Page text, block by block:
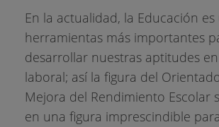
En la actualidad, la Educación
herramientas más importantes
desarrollar nuestras aptitudes
laboral; así la figura del
Mejora del Rendimiento Escolar
en una figura imprescindible